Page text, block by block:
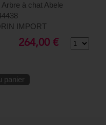
Arbre à chat Abele
IMPORT
264,00 €
panier